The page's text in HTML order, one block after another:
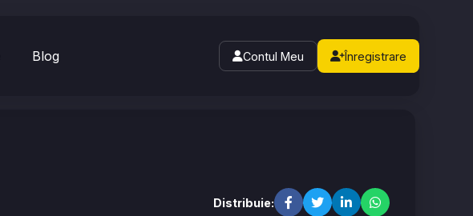
Blog Contul Meu
Înregistrare
Distribuie: